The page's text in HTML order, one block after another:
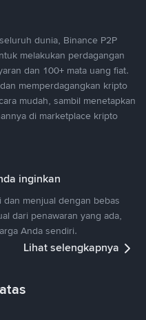
dunia, Binance P2P
melakukan perdagangan
dan 100+ mata uang fiat.
memperdagangkan kripto
mudah, sambil menetapkan
di marketplace kripto
inginkan
menjual dengan bebas
dari penawaran yang ada,
Anda sendiri.
Lihat selengkapnya